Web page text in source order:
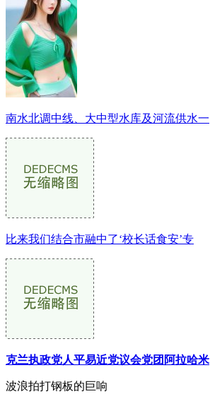
南水北调中线、大中型水库及河流供水一
比来我们结合市融中了‘校长话食安’专
克兰执政党人平易近党议会党团阿拉哈米
波浪拍打钢板的巨响